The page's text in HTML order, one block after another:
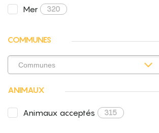
Mer 320
COMMUNES
ANIMAUX
Animaux acceptés 315